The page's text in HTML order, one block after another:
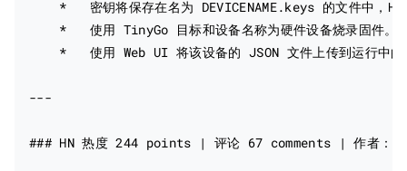
*   密钥将保存在名为 DEVICENAME.keys 的文件中，
*   使用 TinyGo 目标和设备名称为硬件设备烧录固
*   使用 Web UI 将该设备的 JSON 文件上传到运行中
---
### HN 热度 244 points | 评论 67 comments | 作者：